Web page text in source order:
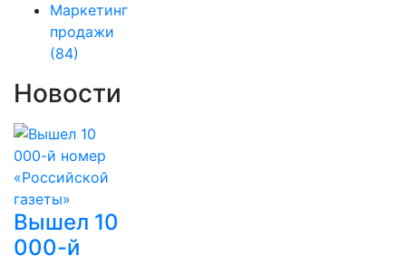
Маркетинг
продажи
(84)
Новости
Вышел 10
000-й